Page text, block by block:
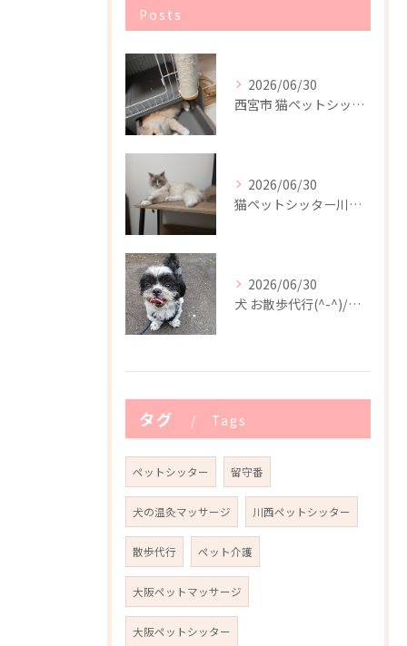
Posts
2026/06/30
西宮市 猫ペットシッター
2026/06/30
猫ペットシッター川西市(^-^)/
2026/06/30
犬 お散歩代行(^-^)/川西市
タグ Tags
ペットシッター 留守番
犬の温灸マッサージ 川西ペットシッター
散歩代行 ペット介護
大阪ペットマッサージ
大阪ペットシッター